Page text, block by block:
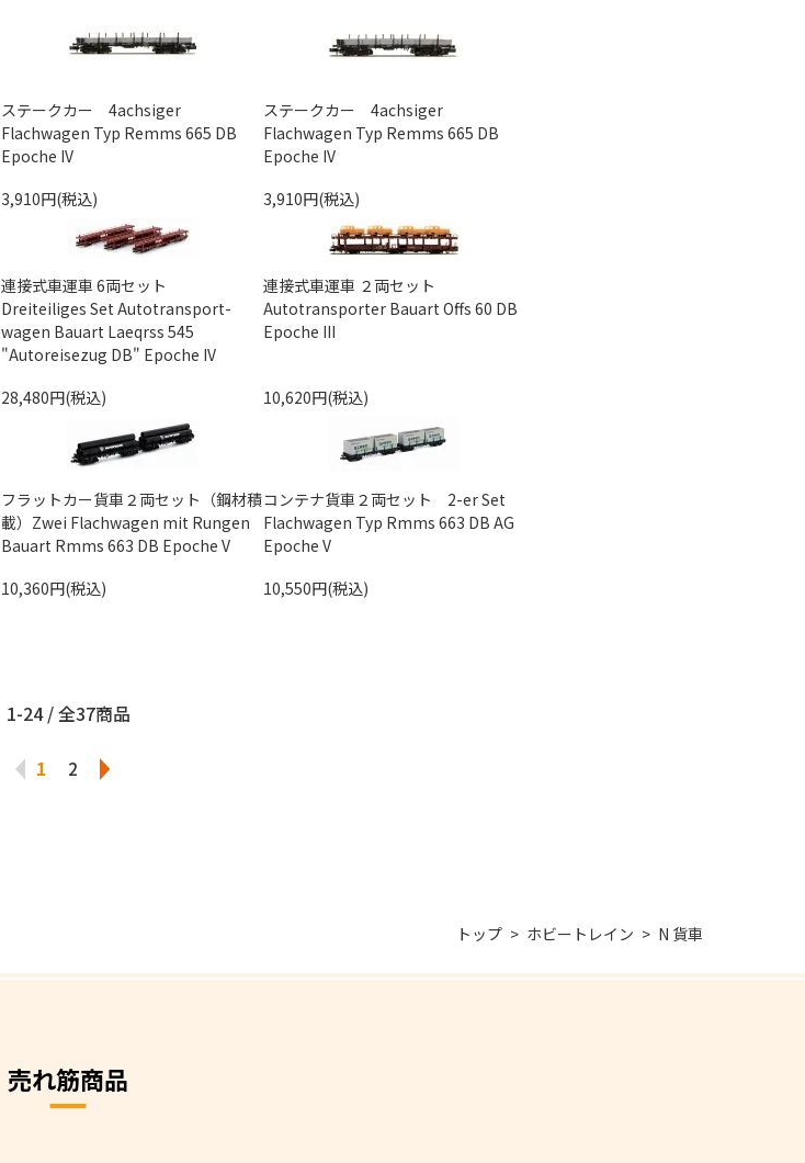
ステークカー 4achsiger
Flachwagen Typ Remms 665 DB
Epoche IV
3,910円(税込)
ステークカー 4achsiger
Flachwagen Typ Remms 665 DB
Epoche IV
3,910円(税込)
連接式車運車 6両セット
Dreiteiliges Set Autotransport-
wagen Bauart Laeqrss 545
"Autoreisezug DB" Epoche IV
28,480円(税込)
連接式車運車 ２両セット
Autotransporter Bauart Offs 60 DB
Epoche III
10,620円(税込)
フラットカー貨車２両セット（鋼材積
載）Zwei Flachwagen mit Rungen
Bauart Rmms 663 DB Epoche V
10,360円(税込)
コンテナ貨車２両セット 2-er Set
Flachwagen Typ Rmms 663 DB AG
Epoche V
10,550円(税込)
1-24 / 全37商品
1 2
トップ ホビートレイン N 貨車
売れ筋商品